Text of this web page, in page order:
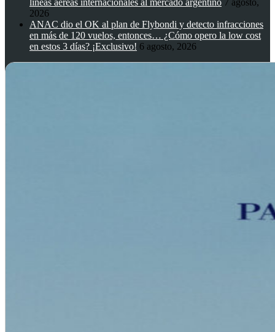
líneas aéreas internacionales al mercado argentino 7 agosto,
2026
ANAC dio el OK al plan de Flybondi y detecto infracciones
en más de 120 vuelos, entonces… ¿Cómo opero la low cost
en estos 3 días? ¡Exclusivo! 6 agosto, 2026